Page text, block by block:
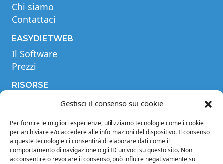
Gestisci il consenso sui cookie
Per fornire le migliori esperienze, utilizziamo tecnologie come i cookie
per archiviare e/o accedere alle informazioni del dispositivo. Il consenso
a queste tecnologie ci consentirà di elaborare dati come il
comportamento di navigazione o gli ID univoci su questo sito. Non
acconsentire o revocare il consenso, può influire negativamente su
Chi siamo
Contattaci
EASYDIETWEB
Il Software
Prezzi
RISORSE
Videotutorial
Blog
Glossario
INFORMAZIONI